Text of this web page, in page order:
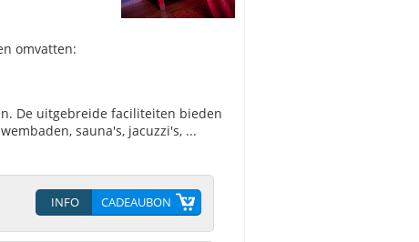
omvatten:
De uitgebreide faciliteiten bieden
sauna's, jacuzzi's, ...
INFO CADEAUBON